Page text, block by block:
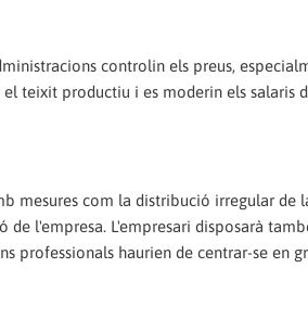
controlin els preus,
teixit productiu i es moderin els salaris
mesures com la distribució irregular
l'empresa. L'empresari disposarà
professionals haurien de centrar-se en